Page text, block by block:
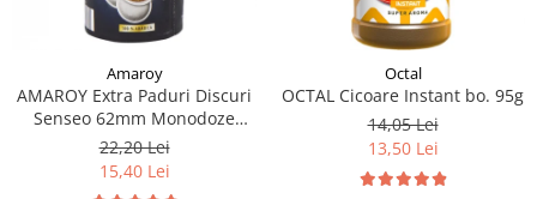
Amaroy
AMAROY Extra Paduri Discuri
Senseo 62mm Monodoze
20buc 140g
22,20 Lei
15,40 Lei
Octal
OCTAL Cicoare Instant bo. 95g
14,05 Lei
13,50 Lei